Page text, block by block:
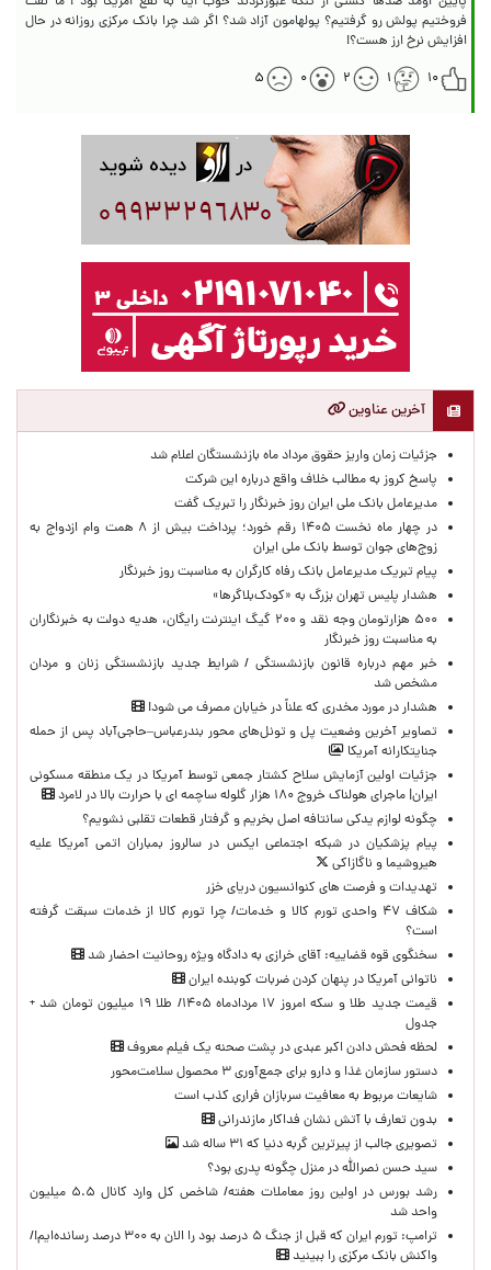
فروختیم ‌پولش رو گرفتیم؟ پولهامون آزاد شد؟ اگر شد چرا بانک مرکزی روزانه در حال
افزایش نرخ ارز هست؟!
۱۰
۱ ۲ ۰ ۵
آخرین عناوین
جزئیات زمان واریز حقوق مرداد ماه بازنشستگان اعلام شد
پاسخ کروز به مطالب خلاف واقع درباره این شرکت
مدیرعامل بانک ملی ایران روز خبرنگار را تبریک گفت
در چهار ماه نخست ۱۴۰۵ رقم خورد؛ پرداخت بیش از ۸ همت وام ازدواج به
زوج‌های جوان توسط بانک ملی ایران
پیام تبریک مدیرعامل بانک رفاه کارگران به مناسبت روز خبرنگار
هشدار پلیس تهران بزرگ به «کودک‌بلاگرها»
۵۰۰ هزارتومان وجه نقد و ۲۰۰ گیگ اینترنت رایگان، هدیه دولت به خبرنگاران
به مناسبت روز خبرنگار
خبر مهم درباره قانون بازنشستگی / شرایط جدید بازنشستگی زنان و مردان
مشخص شد
هشدار در مورد مخدری که علناً در خیابان مصرف می شود!
تصاویر آخرین وضعیت پل و تونل‌های محور بندرعباس–حاجی‌آباد پس از حمله
جنایتکارانه آمریکا
جزئیات اولین آزمایش سلاح کشتار جمعی توسط آمریکا در یک منطقه مسکونی
ایران| ماجرای هولناک خروج ۱۸۰ هزار گلوله ساچمه ای با حرارت بالا در لامرد
چگونه لوازم یدکی سانتافه اصل بخریم و گرفتار قطعات تقلبی نشویم؟
پیام پزشکیان در شبکه اجتماعی ایکس در سالروز بمباران اتمی آمریکا علیه
هیروشیما و ناگازاکی
تهدیدات و فرصت های کنوانسیون دریای خزر
شکاف ۴۷ واحدی تورم کالا و خدمات/ چرا تورم کالا از خدمات سبقت گرفته
است؟
سخنگوی قوه قضاییه: آقای خرازی به دادگاه ویژه روحانیت احضار شد
ناتوانی آمریکا در پنهان کردن ضربات کوبنده ایران
قیمت جدید طلا و سکه امروز ۱۷ مردادماه ۱۴۰۵/ طلا ۱۹ میلیون تومان شد +
جدول
لحظه‌ فحش دادن اکبر عبدی در پشت صحنه یک فیلم معروف
دستور سازمان غذا و دارو برای جمع‌آوری ۳ محصول سلامت‌محور
شایعات مربوط به معافیت سربازان فراری کذب است
بدون تعارف با آتش نشان فداکار مازندرانی
تصویری جالب از پیرترین گربه دنیا که ۳۱ ساله شد
سید حسن نصرالله در منزل چگونه پدری بود؟
رشد بورس در اولین روز معاملات هفته/ شاخص کل وارد کانال ۵.۵ میلیون
واحد شد
ترامپ: تورم ایران که قبل از جنگ ۵ درصد بود را الان به ۳۰۰ درصد رسانده‌ایم!/
واکنش بانک مرکزی را ببینید